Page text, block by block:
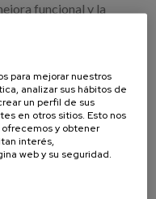
funcional y la
una menor
beneficio personal y
fase. Nos
frente a la evidencia
de los pacientes
para mejorar nuestros
analizar sus hábitos de
un perfil de sus
en otros sitios. Esto nos
y obtener
interés,
web y su seguridad.